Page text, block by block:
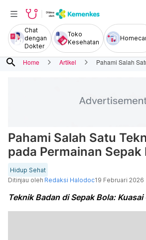
Chat
dengan
Dokter
Toko
Kesehatan
search Home Artikel Pahami Salah
Pahami Salah Satu
pada Permainan Sepak
Hidup Sehat
Ditinjau oleh Redaksi Halodoc19 Februari 2026
Teknik Badan di Sepak Bola: